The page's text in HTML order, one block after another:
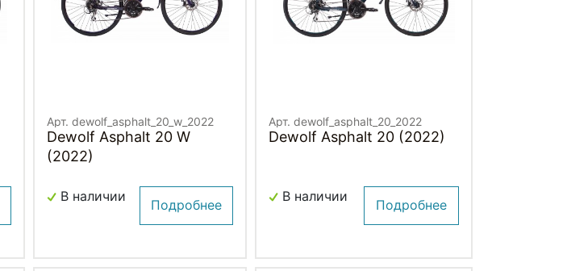
Арт. dewolf_asphalt_20_w_2022
Dewolf Asphalt 20 W
(2022)
В наличии
Подробнее
Арт. dewolf_asphalt_20_2022
Dewolf Asphalt 20 (2022)
В наличии
Подробнее